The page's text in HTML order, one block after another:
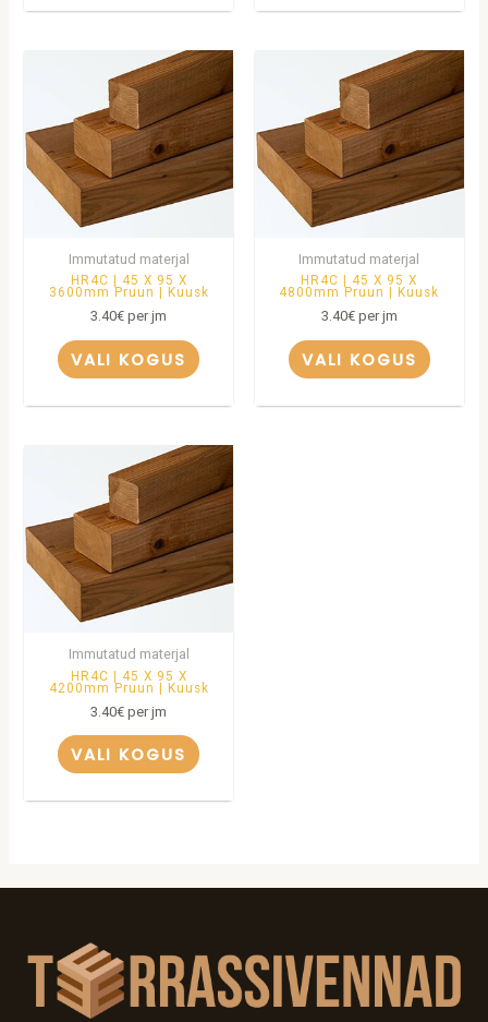
Immutatud materjal
HR4C | 45 X 95 X
3600mm Pruun | Kuusk
3.40€ per jm
VALI KOGUS
Immutatud materjal
HR4C | 45 X 95 X
4800mm Pruun | Kuusk
3.40€per jm
VALI KOGUS
Immutatud materjal
HR4C | 45 X 95 X
4200mm Pruun | Kuusk
3.40€ per jm
VALI KOGUS